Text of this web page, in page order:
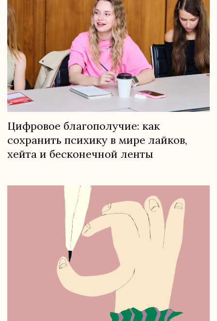
Цифровое благополучие: как
сохранить психику в мире лайков,
хейта и бесконечной ленты